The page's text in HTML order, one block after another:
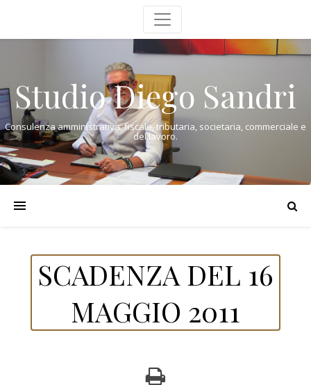
Studio Diego Sandri
Consulenza amministrativa, fiscale, tributaria, societaria, commerciale e
del lavoro.
SCADENZA DEL 16
MAGGIO 2011